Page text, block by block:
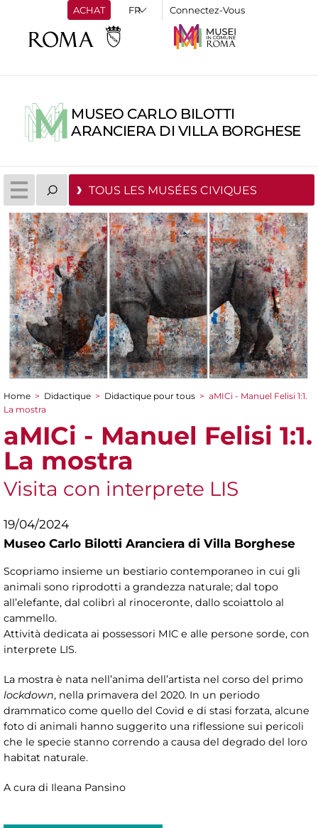
ACHAT Connectez-Vous
MUSEO CARLO BILOTTI
ARANCIERA DI VILLA BORGHESE
TOUS LES MUSÉES CIVIQUES
You are here
Home > Didactique > Didactique pour tous > aMICi - Manuel Felisi 1:1.
La mostra
aMICi - Manuel Felisi 1:1.
La mostra
Visita con interprete LIS
19/04/2024
Museo Carlo Bilotti Aranciera di Villa Borghese
Scopriamo insieme un bestiario contemporaneo in cui gli
animali sono riprodotti a grandezza naturale; dal topo
all’elefante, dal colibrì al rinoceronte, dallo scoiattolo al
cammello.
Attività dedicata ai possessori MIC e alle persone sorde, con
interprete LIS.
La mostra è nata nell’anima dell’artista nel corso del primo
lockdown, nella primavera del 2020. In un periodo
drammatico come quello del Covid e di stasi forzata, alcune
foto di animali hanno suggerito una riflessione sui pericoli
che le specie stanno correndo a causa del degrado del loro
habitat naturale.
A cura di Ileana Pansino